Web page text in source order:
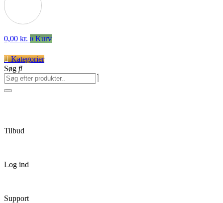
0,00 kr. 0 Kurv
Kategorier
Søg
Tilbud
Log ind
Support